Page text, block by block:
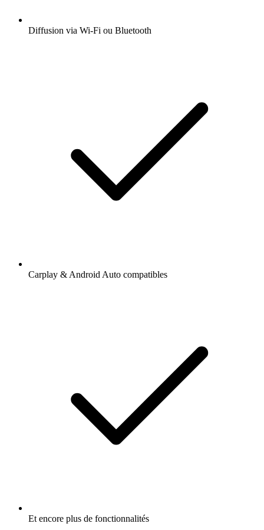
Diffusion via Wi-Fi ou Bluetooth
Carplay & Android Auto compatibles
Et encore plus de fonctionnalités